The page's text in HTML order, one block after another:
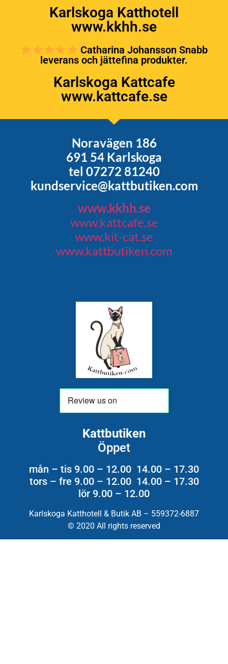
Karlskoga Katthotell
www.kkhh.se
Catharina Johansson Snabb
leverans och jättefina produkter.
Karlskoga Kattcafe
www.kattcafe.se
Noravägen 186
691 54 Karlskoga
tel 07272 81240
kundservice@kattbutiken.com
www.kkhh.se
www.kattcafe.se
www.kit-cat.se
www.kattbutiken.com
Kattbutiken
Öppet
mån – tis 9.00 – 12.00 14.00 – 17.30
tors – fre 9.00 – 12.00 14.00 – 17.30
lör 9.00 – 12.00
Karlskoga Katthotell & Butik AB – 559372-6887
© 2020 All rights reserved